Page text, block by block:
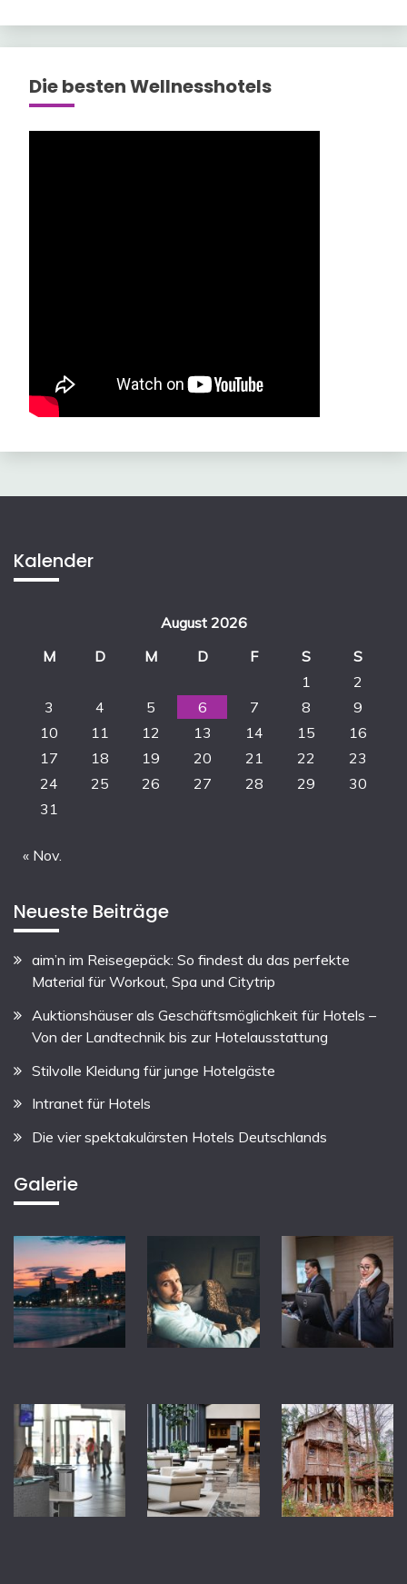
Die besten Wellnesshotels
Kalender
August 2026
M
D M D F S
S
1
2
3
4 5 6 7 8
9
10
11 12 13 14 15
16
17
18 19 20 21 22
23
24
25 26 27 28 29
30
31
« Nov.
Neueste Beiträge
aim’n im Reisegepäck: So findest du das perfekte
Material für Workout, Spa und Citytrip
Auktionshäuser als Geschäftsmöglichkeit für Hotels –
Von der Landtechnik bis zur Hotelausstattung
Stilvolle Kleidung für junge Hotelgäste
Intranet für Hotels
Die vier spektakulärsten Hotels Deutschlands
Galerie